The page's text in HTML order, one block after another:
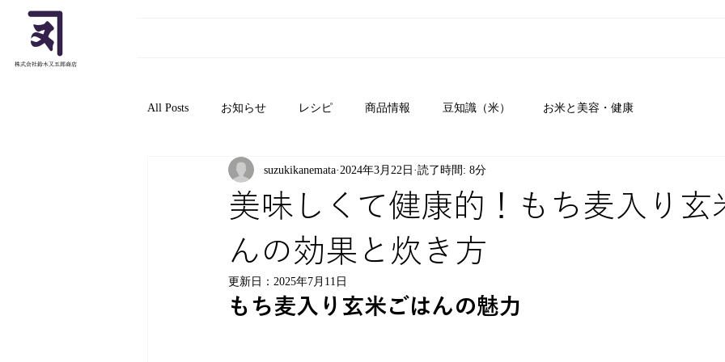
All Posts お知らせ レシピ 商品情報 豆知識（米） お米と美容・健康
美味しくて健康的！もち麦入り玄
んの効果と炊き方
suzukikanemata 2024年3月22日 読了時間: 8分
更新日： 2025年7月11日
もち麦入り玄米ごはんの魅力